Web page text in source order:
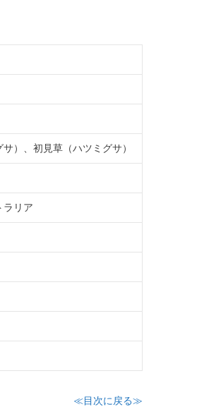
）、初見草（ハツミグサ）
ラリア
≪目次に戻る≫